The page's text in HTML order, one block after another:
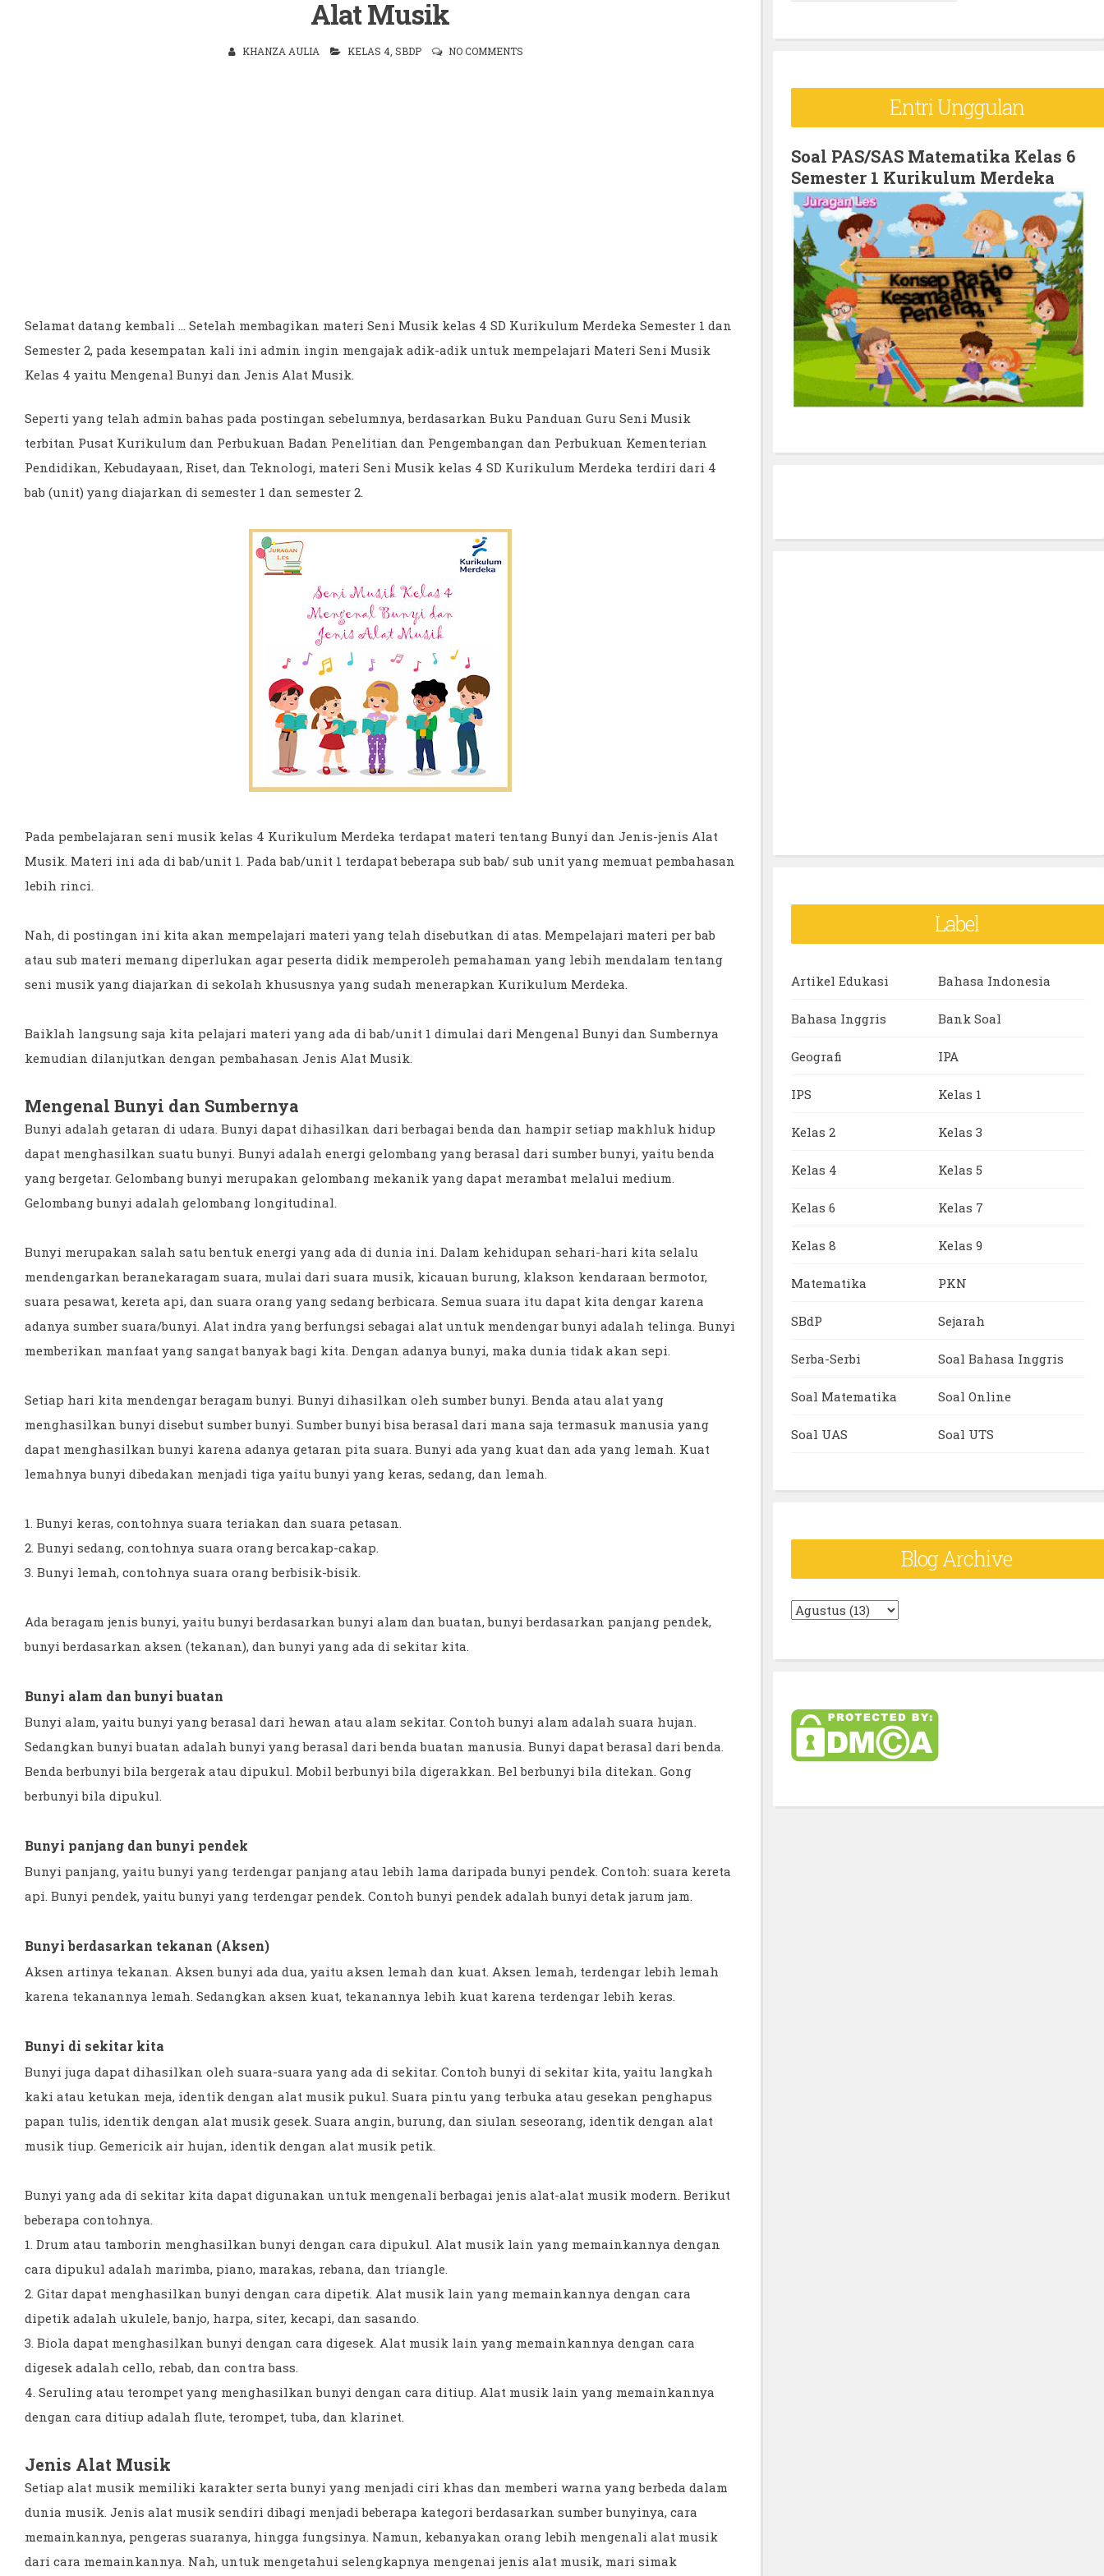
Alat Musik
KHANZA AULIA KELAS 4 ,SBDP NO COMMENTS
Selamat datang kembali ... Setelah membagikan materi Seni Musik kelas 4 SD Kurikulum Merdeka Semester 1 dan
Semester 2, pada kesempatan kali ini admin ingin mengajak adik-adik untuk mempelajari Materi Seni Musik
Kelas 4 yaitu Mengenal Bunyi dan Jenis Alat Musik.
Seperti yang telah admin bahas pada postingan sebelumnya, berdasarkan Buku Panduan Guru Seni Musik
terbitan Pusat Kurikulum dan Perbukuan Badan Penelitian dan Pengembangan dan Perbukuan Kementerian
Pendidikan, Kebudayaan, Riset, dan Teknologi, materi Seni Musik kelas 4 SD Kurikulum Merdeka terdiri dari 4
bab (unit) yang diajarkan di semester 1 dan semester 2.
Pada pembelajaran seni musik kelas 4 Kurikulum Merdeka terdapat materi tentang Bunyi dan Jenis-jenis Alat
Musik. Materi ini ada di bab/unit 1. Pada bab/unit 1 terdapat beberapa sub bab/ sub unit yang memuat pembahasan
lebih rinci.
Nah, di postingan ini kita akan mempelajari materi yang telah disebutkan di atas. Mempelajari materi per bab
atau sub materi memang diperlukan agar peserta didik memperoleh pemahaman yang lebih mendalam tentang
seni musik yang diajarkan di sekolah khususnya yang sudah menerapkan Kurikulum Merdeka.
Baiklah langsung saja kita pelajari materi yang ada di bab/unit 1 dimulai dari Mengenal Bunyi dan Sumbernya
kemudian dilanjutkan dengan pembahasan Jenis Alat Musik.
Mengenal Bunyi dan Sumbernya
Bunyi adalah getaran di udara. Bunyi dapat dihasilkan dari berbagai benda dan hampir setiap makhluk hidup
dapat menghasilkan suatu bunyi. Bunyi adalah energi gelombang yang berasal dari sumber bunyi, yaitu benda
yang bergetar. Gelombang bunyi merupakan gelombang mekanik yang dapat merambat melalui medium.
Gelombang bunyi adalah gelombang longitudinal.
Bunyi merupakan salah satu bentuk energi yang ada di dunia ini. Dalam kehidupan sehari-hari kita selalu
mendengarkan beranekaragam suara, mulai dari suara musik, kicauan burung, klakson kendaraan bermotor,
suara pesawat, kereta api, dan suara orang yang sedang berbicara. Semua suara itu dapat kita dengar karena
adanya sumber suara/bunyi. Alat indra yang berfungsi sebagai alat untuk mendengar bunyi adalah telinga. Bunyi
memberikan manfaat yang sangat banyak bagi kita. Dengan adanya bunyi, maka dunia tidak akan sepi.
Setiap hari kita mendengar beragam bunyi. Bunyi dihasilkan oleh sumber bunyi. Benda atau alat yang
menghasilkan bunyi disebut sumber bunyi. Sumber bunyi bisa berasal dari mana saja termasuk manusia yang
dapat menghasilkan bunyi karena adanya getaran pita suara. Bunyi ada yang kuat dan ada yang lemah. Kuat
lemahnya bunyi dibedakan menjadi tiga yaitu bunyi yang keras, sedang, dan lemah.
1. Bunyi keras, contohnya suara teriakan dan suara petasan.
2. Bunyi sedang, contohnya suara orang bercakap-cakap.
3. Bunyi lemah, contohnya suara orang berbisik-bisik.
Ada beragam jenis bunyi, yaitu bunyi berdasarkan bunyi alam dan buatan, bunyi berdasarkan panjang pendek,
bunyi berdasarkan aksen (tekanan), dan bunyi yang ada di sekitar kita.
Bunyi alam dan bunyi buatan
Bunyi alam, yaitu bunyi yang berasal dari hewan atau alam sekitar. Contoh bunyi alam adalah suara hujan.
Sedangkan bunyi buatan adalah bunyi yang berasal dari benda buatan manusia. Bunyi dapat berasal dari benda.
Benda berbunyi bila bergerak atau dipukul. Mobil berbunyi bila digerakkan. Bel berbunyi bila ditekan. Gong
berbunyi bila dipukul.
Bunyi panjang dan bunyi pendek
Bunyi panjang, yaitu bunyi yang terdengar panjang atau lebih lama daripada bunyi pendek. Contoh: suara kereta
api. Bunyi pendek, yaitu bunyi yang terdengar pendek. Contoh bunyi pendek adalah bunyi detak jarum jam.
Bunyi berdasarkan tekanan (Aksen)
Aksen artinya tekanan. Aksen bunyi ada dua, yaitu aksen lemah dan kuat. Aksen lemah, terdengar lebih lemah
karena tekanannya lemah. Sedangkan aksen kuat, tekanannya lebih kuat karena terdengar lebih keras.
Bunyi di sekitar kita
Bunyi juga dapat dihasilkan oleh suara-suara yang ada di sekitar. Contoh bunyi di sekitar kita, yaitu langkah
kaki atau ketukan meja, identik dengan alat musik pukul. Suara pintu yang terbuka atau gesekan penghapus
papan tulis, identik dengan alat musik gesek. Suara angin, burung, dan siulan seseorang, identik dengan alat
musik tiup. Gemericik air hujan, identik dengan alat musik petik.
Bunyi yang ada di sekitar kita dapat digunakan untuk mengenali berbagai jenis alat-alat musik modern. Berikut
beberapa contohnya.
1. Drum atau tamborin menghasilkan bunyi dengan cara dipukul. Alat musik lain yang memainkannya dengan
cara dipukul adalah marimba, piano, marakas, rebana, dan triangle.
2. Gitar dapat menghasilkan bunyi dengan cara dipetik. Alat musik lain yang memainkannya dengan cara
dipetik adalah ukulele, banjo, harpa, siter, kecapi, dan sasando.
3. Biola dapat menghasilkan bunyi dengan cara digesek. Alat musik lain yang memainkannya dengan cara
digesek adalah cello, rebab, dan contra bass.
4. Seruling atau terompet yang menghasilkan bunyi dengan cara ditiup. Alat musik lain yang memainkannya
dengan cara ditiup adalah flute, terompet, tuba, dan klarinet.
Jenis Alat Musik
Setiap alat musik memiliki karakter serta bunyi yang menjadi ciri khas dan memberi warna yang berbeda dalam
dunia musik. Jenis alat musik sendiri dibagi menjadi beberapa kategori berdasarkan sumber bunyinya, cara
memainkannya, pengeras suaranya, hingga fungsinya. Namun, kebanyakan orang lebih mengenali alat musik
dari cara memainkannya. Nah, untuk mengetahui selengkapnya mengenai jenis alat musik, mari simak
e
f
o
r
:
Entri Unggulan
Soal PAS/SAS Matematika Kelas 6
Semester 1 Kurikulum Merdeka
Label
Artikel Edukasi Bahasa Indonesia
Bahasa Inggris Bank Soal
Geografi IPA
IPS Kelas 1
Kelas 2 Kelas 3
Kelas 4 Kelas 5
Kelas 6 Kelas 7
Kelas 8 Kelas 9
Matematika PKN
SBdP Sejarah
Serba-Serbi Soal Bahasa Inggris
Soal Matematika Soal Online
Soal UAS Soal UTS
Blog Archive